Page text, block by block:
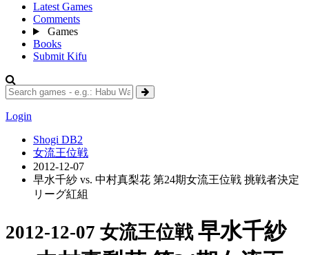
Latest Games
Comments
Games
Books
Submit Kifu
Login
Shogi DB2
女流王位戦
2012-12-07
早水千紗 vs. 中村真梨花 第24期女流王位戦 挑戦者決定
リーグ紅組
2012-12-07 女流王位戦 早水千紗